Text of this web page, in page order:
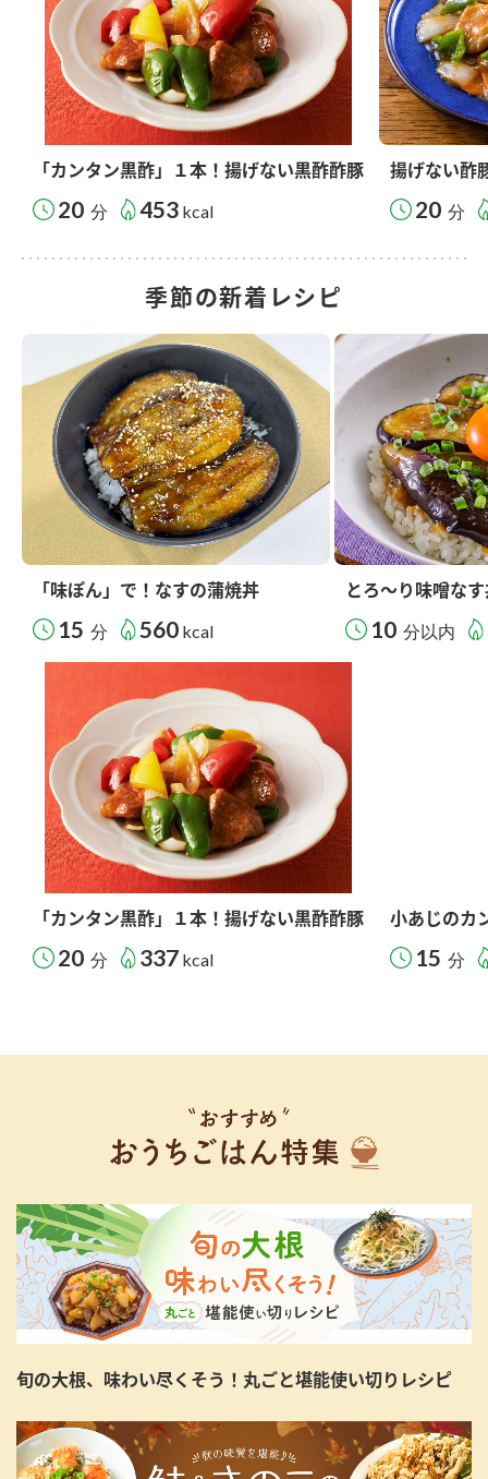
「カンタン黒酢」１本！揚げない黒酢酢豚
20 分 453 kcal
揚げない酢
20 分
季節の新着レシピ
「味ぽん」で！なすの蒲焼丼
15 分 560 kcal
とろ～り味噌な
10 分以内
「カンタン黒酢」１本！揚げない黒酢酢豚
20 分 337 kcal
小あじのカ
15 分
旬の大根、味わい尽くそう！丸ごと堪能使い切りレシピ